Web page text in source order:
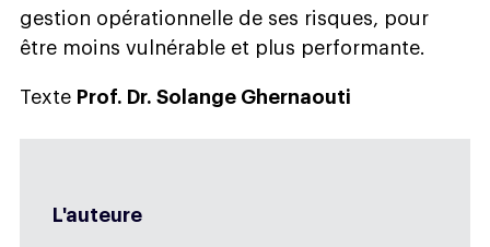
gestion opérationnelle de ses risques, pour
être moins vulnérable et plus performante.
Texte Prof. Dr. Solange Ghernaouti
L'auteure